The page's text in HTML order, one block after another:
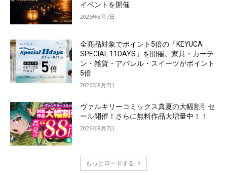
イベントを開催
2026年8月7日
全商品対象でポイント5倍の「KEYUCA
SPECIAL 11DAYS」を開催。家具・カーテ
ン・雑貨・アパレル・スイーツがポイント
5倍
2026年8月7日
ヴァルキリーコミックス真夏の大幅割引セ
ール開催！さらに無料作品大増量中！！
2026年8月7日
もっとロードする